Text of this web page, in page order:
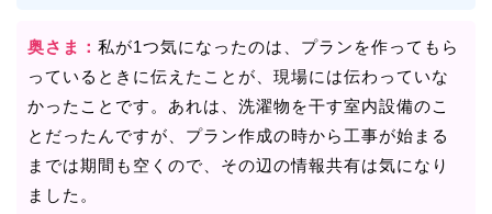
奥さま： 私が1つ気になったのは、プランを作ってもら
っているときに伝えたことが、現場には伝わっていな
かったことです。あれは、洗濯物を干す室内設備のこ
とだったんですが、プラン作成の時から工事が始まる
までは期間も空くので、その辺の情報共有は気になり
ました。